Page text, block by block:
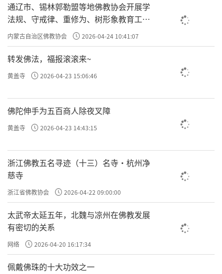
通辽市、锡林郭勒盟等地佛教协会开展学
法规、守戒律、重修为、树形象教育工作
专题学习会
内蒙古自治区佛教协会 2026-04-24 10:41:07
转发佛法，福报滚滚来~
黄盖寺 2026-04-23 15:06:46
佛陀伸手为五百商人除夜叉障
黄盖寺 2026-04-23 14:43:15
浙江佛教五名寻迹（十三）名寺·杭州净
慈寺
浙江省佛教协会 2026-04-22 09:00:00
太武帝太延五年，北魏与凉州在佛教发展
有密切的关系
网络 2026-04-20 16:17:34
佩戴佛珠的十大功效之一